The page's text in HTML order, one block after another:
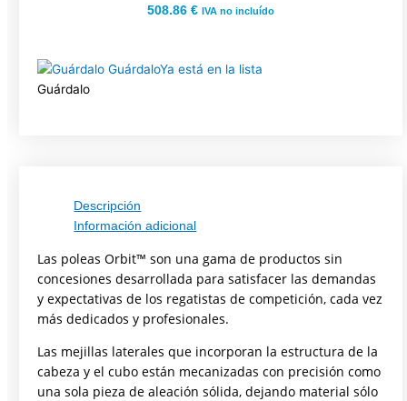
508.86 € IVA no incluído
GuárdaloYa está en la lista
Guárdalo
Descripción
Información adicional
Las poleas Orbit™ son una gama de productos sin
concesiones desarrollada para satisfacer las demandas
y expectativas de los regatistas de competición, cada vez
más dedicados y profesionales.
Las mejillas laterales que incorporan la estructura de la
cabeza y el cubo están mecanizadas con precisión como
una sola pieza de aleación sólida, dejando material sólo